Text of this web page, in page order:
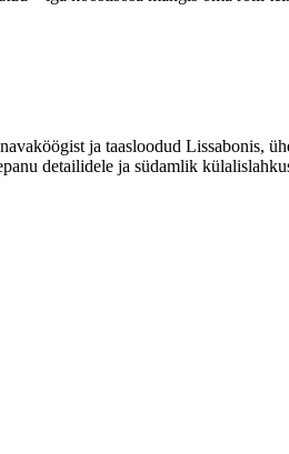
ja taasloodud Lissabonis,
detailidele ja südamlik